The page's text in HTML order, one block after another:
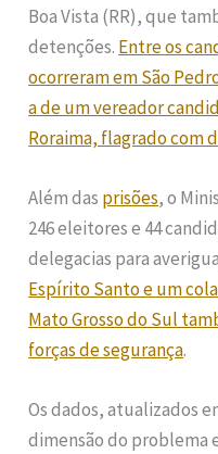
Boa Vista (RR), que
detenções. Entre os
ocorreram em São
a de um vereador
Roraima, flagrado com
Além das prisões, o
246 eleitores e 44
delegacias para
Espírito Santo e um
Mato Grosso do Sul
forças de segurança.
Os dados, atualizados
dimensão do problema